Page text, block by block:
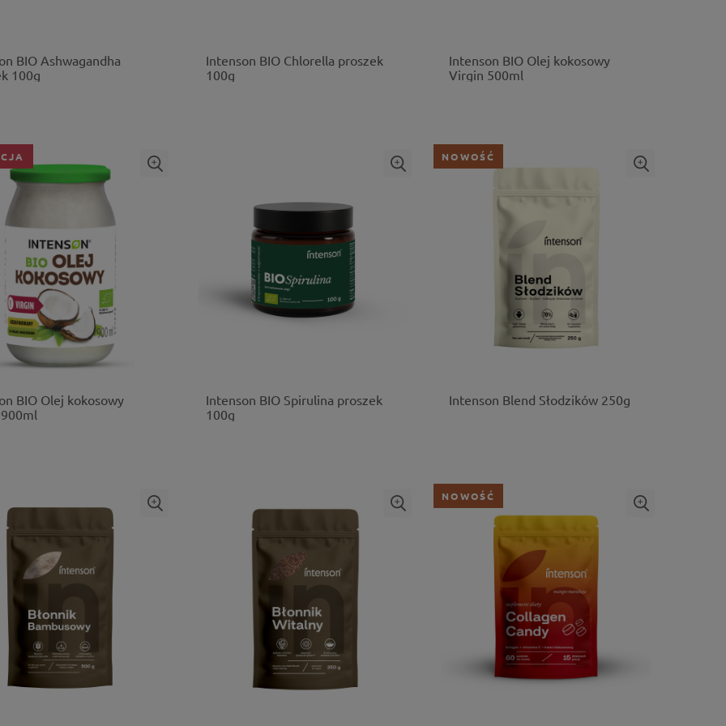
BIO Ashwagandha
100g
Intenson BIO Chlorella proszek
100g
Intenson BIO Olej kokosowy
Virgin 500ml
BIO Olej kokosowy
Intenson BIO Spirulina proszek
100g
Intenson Blend Słodzików 250g
NOWOŚĆ
NOWOŚĆ